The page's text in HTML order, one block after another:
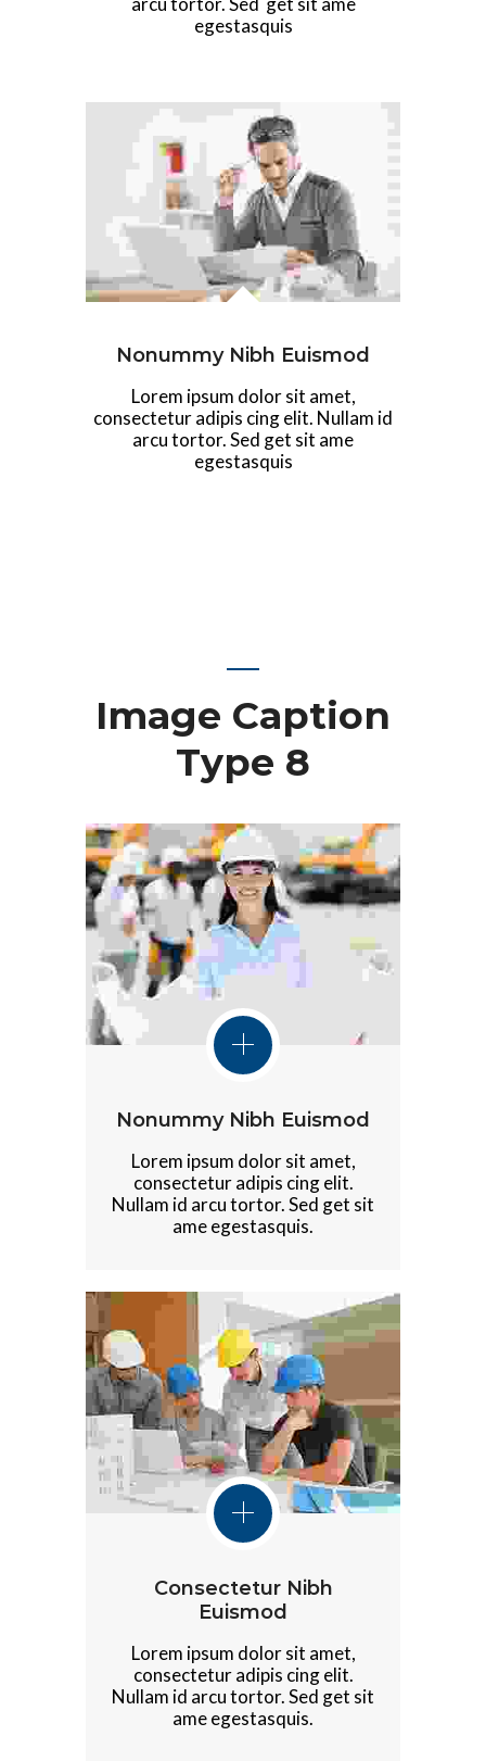
egestasquis
Nonummy Nibh Euismod
Lorem ipsum dolor sit amet,
consectetur adipis cing elit. Nullam id
arcu tortor. Sed get sit ame
egestasquis
Image Caption
Type 8
Nonummy Nibh Euismod
Lorem ipsum dolor sit amet,
consectetur adipis cing elit.
Nullam id arcu tortor. Sed get sit
ame egestasquis.
Consectetur Nibh
Euismod
Lorem ipsum dolor sit amet,
consectetur adipis cing elit.
Nullam id arcu tortor. Sed get sit
ame egestasquis.